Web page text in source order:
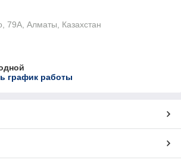
79А, Алматы, Казахстан
график работы